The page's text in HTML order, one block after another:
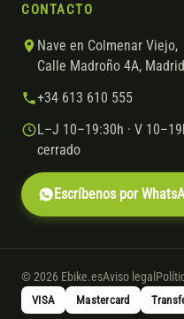
CONTACTO
Nave en Colmenar Viejo,
Calle Madroño 4A, Madrid
+34 613 610 555
L–J 10–19:30h · V
cerrado
Escríbenos por
© 2026 Ebike.esAviso legal
VISA Mastercard